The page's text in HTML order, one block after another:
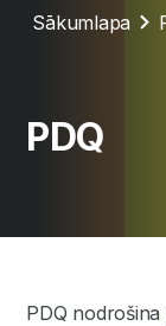
Sākumlapa
PDQ
PDQ